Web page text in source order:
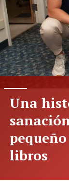
Una
libros